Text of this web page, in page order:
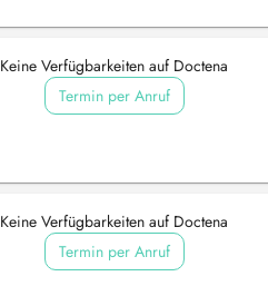
Keine Verfügbarkeiten auf Doctena
Termin per Anruf
Keine Verfügbarkeiten auf Doctena
Termin per Anruf